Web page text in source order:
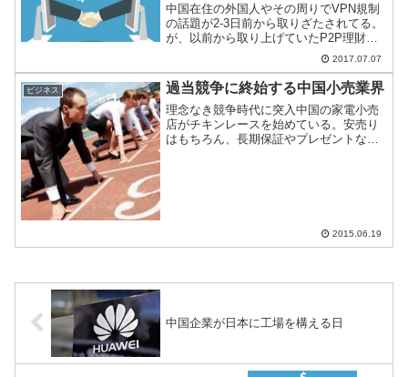
中国在住の外国人やその周りでVPN規制
の話題が2-3日前から取りざたされてる。
が、以前から取り上げていたP2P理財
で、巨額な詐欺事件があがっているので
2017.07.07
ビジネス 過当競争に終始する中国小売業界
理念なき競争時代に突入中国の家電小売
店がチキンレースを始めている。安売り
はもちろん、長期保証やプレゼントなど
2015.06.19
中国企業が日本に工場を構える日